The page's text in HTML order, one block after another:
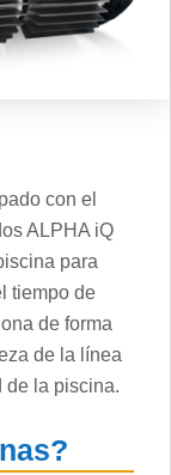
con el
ALPHA iQ
para
tiempo de
de forma
de la línea
de la piscina.